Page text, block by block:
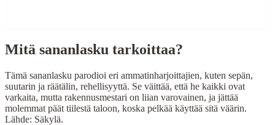
Origin:Finland
Period:
Traditional folk wisdom
Mitä sananlasku tarkoittaa?
Tämä sananlasku parodioi eri ammatinharjoittajien, kuten sepän,
suutarin ja räätälin, rehellisyyttä. Se väittää, että he kaikki ovat
varkaita, mutta rakennusmestari on liian varovainen, ja jättää
molemmat päät tiilestä taloon, koska pelkää käyttää sitä väärin.
Lähde: Säkylä.